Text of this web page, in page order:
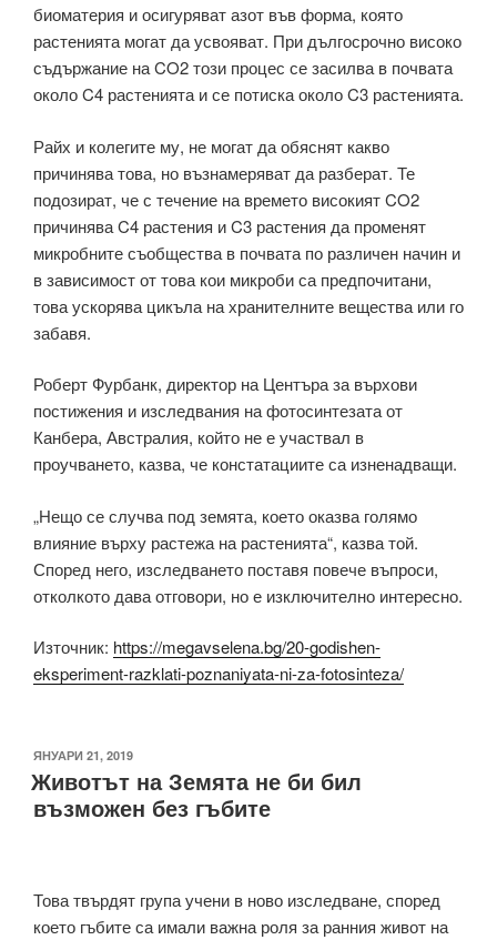
биоматерия и осигуряват азот във форма, която
растенията могат да усвояват. При дългосрочно високо
съдържание на CO2 този процес се засилва в почвата
около C4 растенията и се потиска около C3 растенията.
Райх и колегите му, не могат да обяснят какво
причинява това, но възнамеряват да разберат. Те
подозират, че с течение на времето високият CO2
причинява C4 растения и C3 растения да променят
микробните съобщества в почвата по различен начин и
в зависимост от това кои микроби са предпочитани,
това ускорява цикъла на хранителните вещества или го
забавя.
Роберт Фурбанк, директор на Центъра за върхови
постижения и изследвания на фотосинтезата от
Канбера, Австралия, който не е участвал в
проучването, казва, че констатациите са изненадващи.
„Нещо се случва под земята, което оказва голямо
влияние върху растежа на растенията“, казва той.
Според него, изследването поставя повече въпроси,
отколкото дава отговори, но е изключително интересно.
Източник: https://megavselena.bg/20-godishen-
eksperiment-razklati-poznaniyata-ni-za-fotosinteza/
ПУБЛИКУВАНО
НА
ЯНУАРИ 21, 2019
Животът на Земята не би бил
възможен без гъбите
Това твърдят група учени в ново изследване, според
което гъбите са имали важна роля за ранния живот на